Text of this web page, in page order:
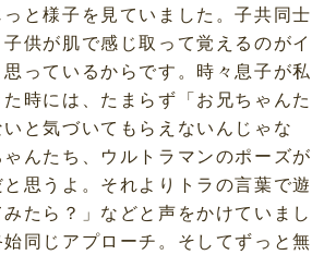
と様子を見ていました。子共同士
供が肌で感じ取って覚えるのがイ
っているからです。時々息子が私
時には、たまらず「お兄ちゃんた
と気づいてもらえないんじゃな
んたち、ウルトラマンのポーズが
思うよ。それよりトラの言葉で遊
たら？」などと声をかけていまし
同じアプローチ。そしてずっと無